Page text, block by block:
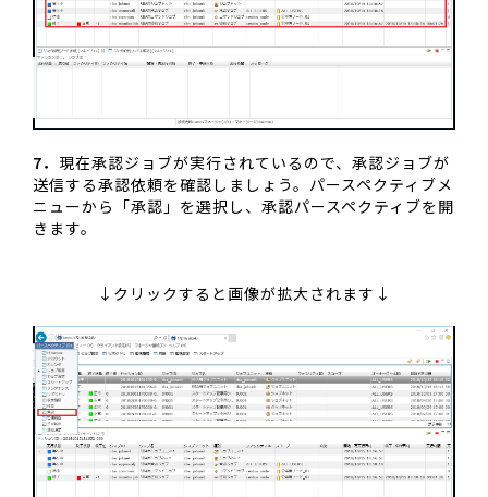
7． 現在承認ジョブが実行されているので、承認ジョブが
送信する承認依頼を確認しましょう。パースペクティブメ
ニューから「承認」を選択し、承認パースペクティブを開
きます。
↓クリックすると画像が拡大されます↓